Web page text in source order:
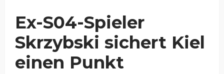
Ex-S04-Spieler
Skrzybski sichert Kiel
einen Punkt